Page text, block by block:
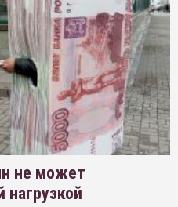
не может
нагрузкой